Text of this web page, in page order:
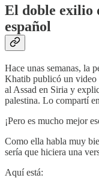
El doble
español
Hace unas semanas, la
Khatib publicó un video
al Assad en Siria y
palestina. Lo compartí
¡Pero es mucho mejor
Como ella habla muy
sería que hiciera una
Aquí está: